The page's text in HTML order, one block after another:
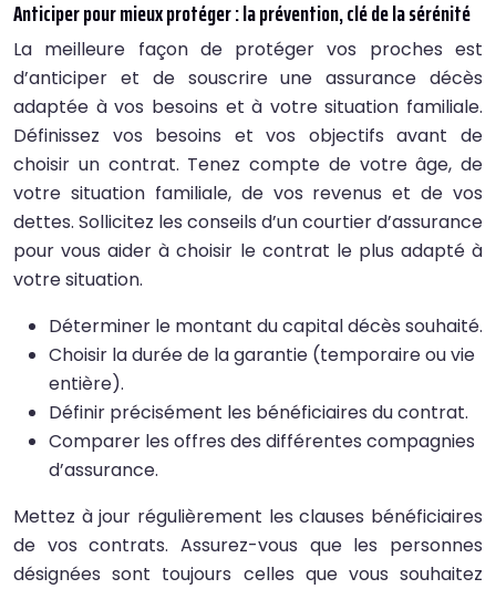
Anticiper pour mieux protéger : la prévention, clé de la sérénité
La meilleure façon de protéger vos proches est
d’anticiper et de souscrire une assurance décès
adaptée à vos besoins et à votre situation familiale.
Définissez vos besoins et vos objectifs avant de
choisir un contrat. Tenez compte de votre âge, de
votre situation familiale, de vos revenus et de vos
dettes. Sollicitez les conseils d’un courtier d’assurance
pour vous aider à choisir le contrat le plus adapté à
votre situation.
Déterminer le montant du capital décès souhaité.
Choisir la durée de la garantie (temporaire ou vie
entière).
Définir précisément les bénéficiaires du contrat.
Comparer les offres des différentes compagnies
d’assurance.
Mettez à jour régulièrement les clauses bénéficiaires
de vos contrats. Assurez-vous que les personnes
désignées sont toujours celles que vous souhaitez